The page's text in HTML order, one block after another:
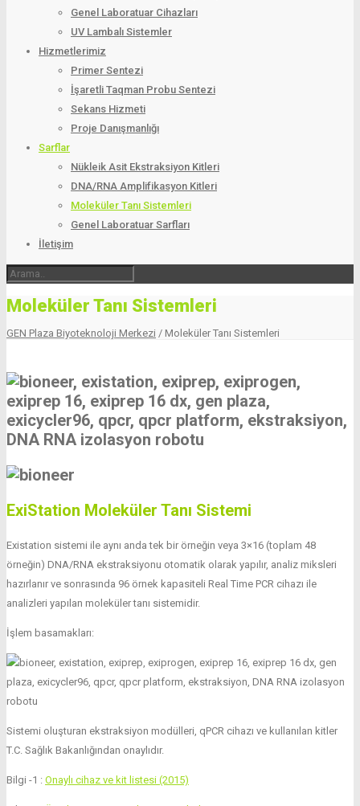
Genel Laboratuar Cihazları
UV Lambalı Sistemler
Hizmetlerimiz
Primer Sentezi
İşaretli Taqman Probu Sentezi
Sekans Hizmeti
Proje Danışmanlığı
Sarflar
Nükleik Asit Ekstraksiyon Kitleri
DNA/RNA Amplifikasyon Kitleri
Moleküler Tanı Sistemleri
Genel Laboratuar Sarfları
İletişim
Moleküler Tanı Sistemleri
GEN Plaza Biyoteknoloji Merkezi / Moleküler Tanı Sistemleri
ExiStation Moleküler Tanı Sistemi
Existation sistemi ile aynı anda tek bir örneğin veya 3×16 (toplam 48
örneğin) DNA/RNA ekstraksiyonu otomatik olarak yapılır, analiz miksleri
hazırlanır ve sonrasında 96 örnek kapasiteli Real Time PCR cihazı ile
analizleri yapılan moleküler tanı sistemidir.
İşlem basamakları:
Sistemi oluşturan ekstraksiyon modülleri, qPCR cihazı ve kullanılan kitler
T.C. Sağlık Bakanlığından onaylıdır.
Bilgi -1 : Onaylı cihaz ve kit listesi (2015)